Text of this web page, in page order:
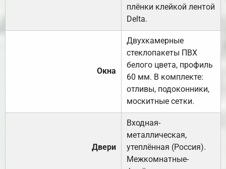
плёнки клейкой лентой
Delta.
Окна
Двухкамерные
стеклопакеты ПВХ
белого цвета, профиль
60 мм. В комплекте:
отливы, подоконники,
москитные сетки.
Двери
Входная-
металлическая,
утеплённая (Россия).
Межкомнатные-